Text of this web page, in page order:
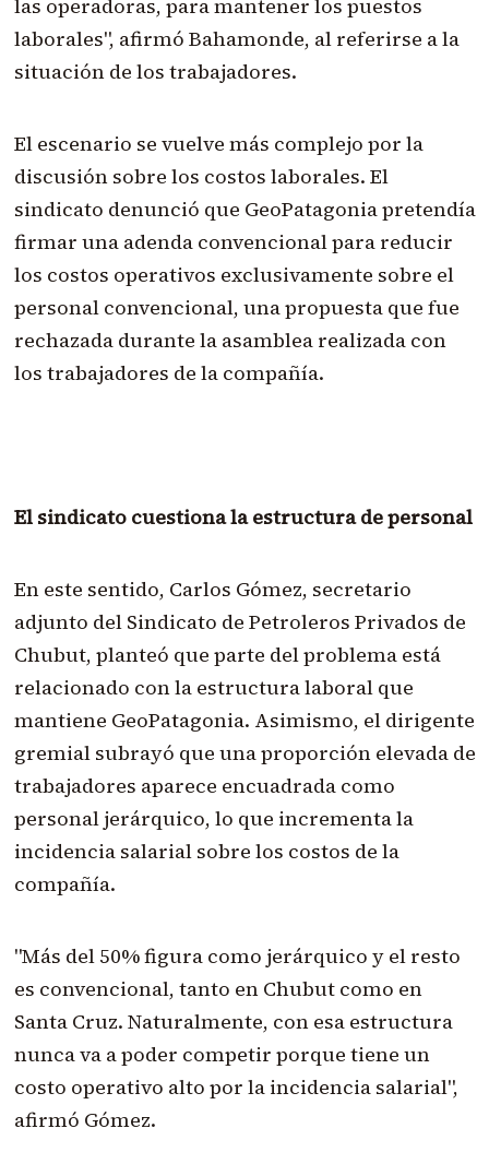
las operadoras, para mantener los puestos
laborales", afirmó Bahamonde, al referirse a la
situación de los trabajadores.
El escenario se vuelve más complejo por la
discusión sobre los costos laborales. El
sindicato denunció que GeoPatagonia pretendía
firmar una adenda convencional para reducir
los costos operativos exclusivamente sobre el
personal convencional, una propuesta que fue
rechazada durante la asamblea realizada con
los trabajadores de la compañía.
El sindicato cuestiona la estructura de personal
En este sentido, Carlos Gómez, secretario
adjunto del Sindicato de Petroleros Privados de
Chubut, planteó que parte del problema está
relacionado con la estructura laboral que
mantiene GeoPatagonia. Asimismo, el dirigente
gremial subrayó que una proporción elevada de
trabajadores aparece encuadrada como
personal jerárquico, lo que incrementa la
incidencia salarial sobre los costos de la
compañía.
"Más del 50% figura como jerárquico y el resto
es convencional, tanto en Chubut como en
Santa Cruz. Naturalmente, con esa estructura
nunca va a poder competir porque tiene un
costo operativo alto por la incidencia salarial",
afirmó Gómez.